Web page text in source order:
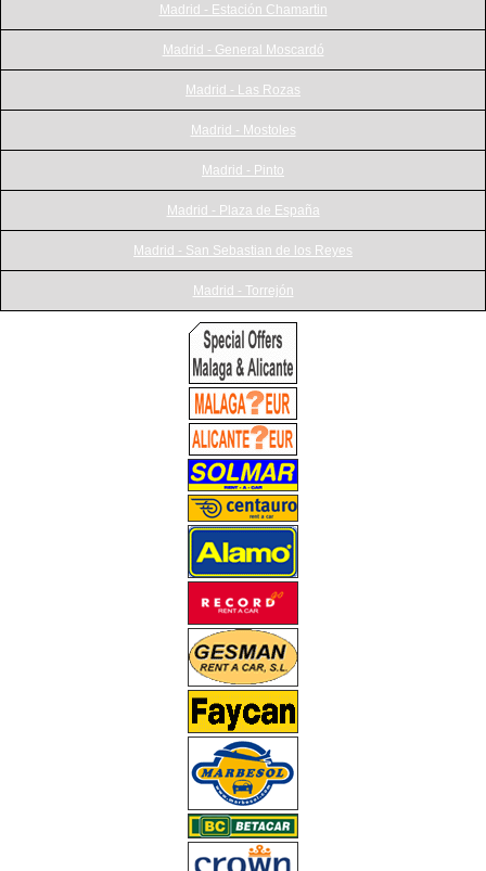
Madrid - Estación Chamartin
Madrid - General Moscardó
Madrid - Las Rozas
Madrid - Mostoles
Madrid - Pinto
Madrid - Plaza de España
Madrid - San Sebastian de los Reyes
Madrid - Torrejón